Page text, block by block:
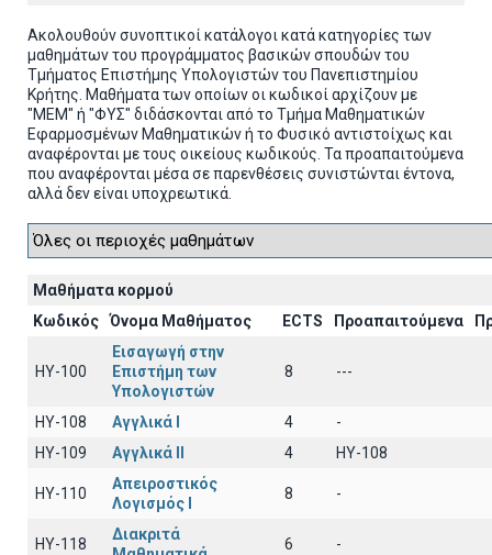
Ακολουθούν συνοπτικοί κατάλογοι κατά κατηγορίες των
μαθημάτων του προγράμματος βασικών σπουδών του
Τμήματος Επιστήμης Υπολογιστών του Πανεπιστημίου
Κρήτης. Μαθήματα των οποίων οι κωδικοί αρχίζουν με
"ΜΕΜ" ή "ΦΥΣ" διδάσκονται από το Τμήμα Μαθηματικών
Εφαρμοσμένων Μαθηματικών ή το Φυσικό αντιστοίχως και
αναφέρονται με τους οικείους κωδικούς. Τα προαπαιτούμενα
που αναφέρονται μέσα σε παρενθέσεις συνιστώνται έντονα,
αλλά δεν είναι υποχρεωτικά.
Μαθήματα κορμού
Κωδικός
Όνομα Μαθήματος ECTS Προαπαιτούμενα
HY-100
Εισαγωγή στην
Επιστήμη των
Υπολογιστών
8 ---
HY-108 Αγγλικά I 4
-
HY-109
Αγγλικά II 4 HY-108
HY-110
Απειροστικός
Λογισμός Ι
8 -
HY-118
Διακριτά
6 -